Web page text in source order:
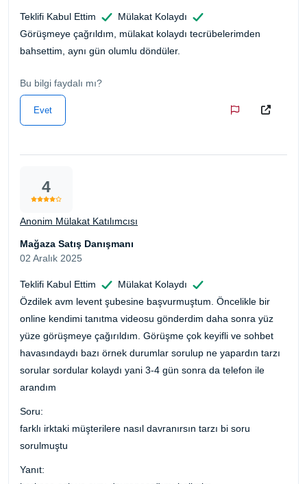
Teklifi Kabul Ettim
Mülakat Kolaydı
Görüşmeye çağrıldım, mülakat kolaydı tecrübelerimden
bahsettim, aynı gün olumlu döndüler.
Bu bilgi faydalı mı?
Evet
4
Anonim Mülakat Katılımcısı
Mağaza Satış Danışmanı
02 Aralık 2025
Teklifi Kabul Ettim
Mülakat Kolaydı
Özdilek avm levent şubesine başvurmuştum. Öncelikle bir
online kendimi tanıtma videosu gönderdim daha sonra yüz
yüze görüşmeye çağırıldım. Görüşme çok keyifli ve sohbet
havasındaydı bazı örnek durumlar sorulup ne yapardın tarzı
sorular sordular kolaydı yani 3-4 gün sonra da telefon ile
arandım
Soru:
farklı irktaki müşterilere nasıl davranırsın tarzı bi soru
sorulmuştu
Yanıt: